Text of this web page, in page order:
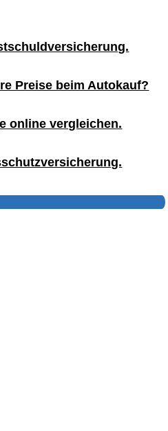
Preise beim Autokauf?
online vergleichen.